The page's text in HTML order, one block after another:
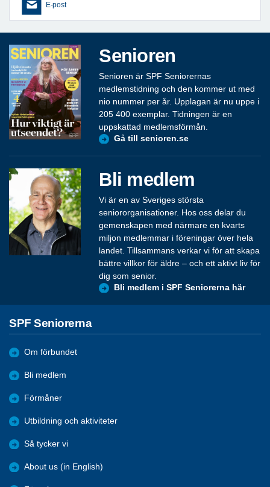
E-post
Senioren
Senioren är SPF Seniorernas
medlemstidning och den kommer ut med
nio nummer per år. Upplagan är nu uppe i
205 400 exemplar. Tidningen är en
uppskattad medlemsförmån.
Gå till senioren.se
Bli medlem
Vi är en av Sveriges största
seniororganisationer. Hos oss delar du
gemenskapen med närmare en kvarts
miljon medlemmar i föreningar över hela
landet. Tillsammans verkar vi för att skapa
bättre villkor för äldre – och ett aktivt liv för
dig som senior.
Bli medlem i SPF Seniorerna här
SPF Seniorerna
Om förbundet
Bli medlem
Förmåner
Utbildning och aktiviteter
Så tycker vi
About us (in English)